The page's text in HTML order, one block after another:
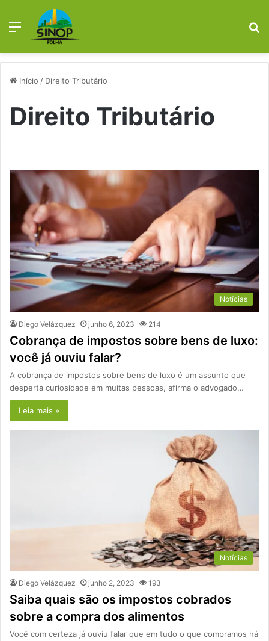
Menu
Início / Direito Tributário
Direito Tributário
Notícias
Diego Velázquez junho 6, 2023 214
Cobrança de impostos sobre bens de luxo:
você já ouviu falar?
A cobrança de impostos sobre bens de luxo é um assunto que
desperta curiosidade em muitas pessoas, afirma o advogado…
Leia mais »
Notícias
Diego Velázquez junho 2, 2023 193
Saiba quais são os impostos cobrados
sobre a compra dos alimentos
Você com certeza já ouviu falar que em tudo o que compramos há